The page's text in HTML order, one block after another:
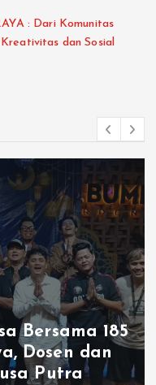
: Dari Komunitas
dan Sosial
Bersama 185
Dosen dan
Putra